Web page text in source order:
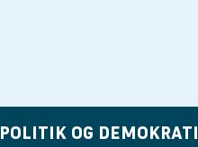
POLITIK OG DEMOKRATI